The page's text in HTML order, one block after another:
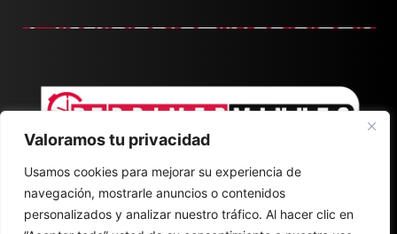
Valoramos tu privacidad
Usamos cookies para mejorar su experiencia de
navegación, mostrarle anuncios o contenidos
personalizados y analizar nuestro tráfico. Al hacer clic en